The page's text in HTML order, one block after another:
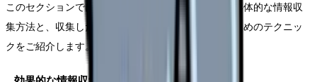
このセクションでは、実習や臨床現場で活用できる具体的な情報収
集方法と、収集した情報を効果的に整理・活用するためのテクニッ
クをご紹介します。